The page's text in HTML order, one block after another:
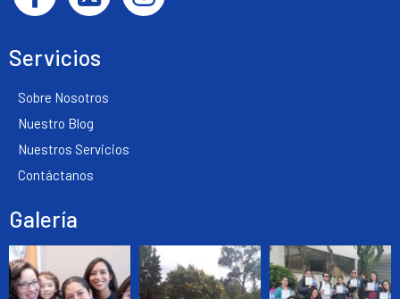
Servicios
Sobre Nosotros
Nuestro Blog
Nuestros Servicios
Contáctanos
Galería